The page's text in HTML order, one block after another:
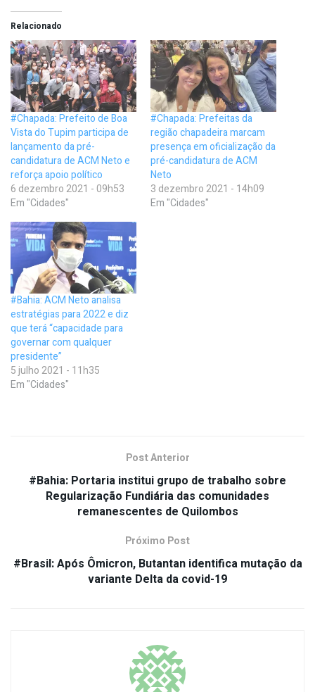
Relacionado
#Chapada: Prefeito de Boa
Vista do Tupim participa de
lançamento da pré-
candidatura de ACM Neto e
reforça apoio político
6 dezembro 2021 - 09h53
Em "Cidades"
#Chapada: Prefeitas da
região chapadeira marcam
presença em oficialização da
pré-candidatura de ACM
Neto
3 dezembro 2021 - 14h09
Em "Cidades"
#Bahia: ACM Neto analisa
estratégias para 2022 e diz
que terá “capacidade para
governar com qualquer
presidente”
5 julho 2021 - 11h35
Em "Cidades"
Post Anterior
#Bahia: Portaria institui grupo de trabalho sobre
Regularização Fundiária das comunidades
remanescentes de Quilombos
Próximo Post
#Brasil: Após Ômicron, Butantan identifica mutação da
variante Delta da covid-19